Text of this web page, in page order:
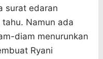
surat edaran
Namun ada
diam menurunkan
Ryani